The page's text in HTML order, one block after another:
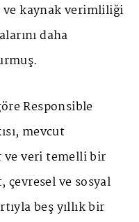
ve kaynak verimliliği
daha
Responsible
mevcut
ve veri temelli bir
çevresel ve sosyal
beş yıllık bir